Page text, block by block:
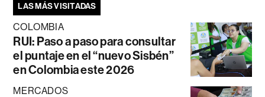
LAS MÁS VISITADAS
COLOMBIA
RUI: Paso a paso para consultar
el puntaje en el “nuevo Sisbén”
en Colombia este 2026
MERCADOS